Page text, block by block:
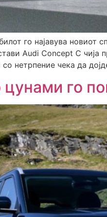
го најавува новиот
Audi Concept C чија
нетрпение чека да
го